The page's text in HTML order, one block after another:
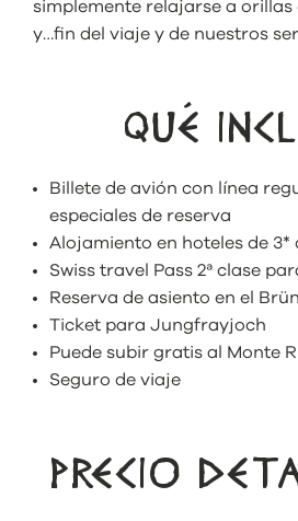
simplemente relajarse a orillas
y…fin del viaje y de nuestros
QUÉ
Billete de avión con línea
especiales de reserva
Alojamiento en hoteles de 3*
Swiss travel Pass 2ª clase
Reserva de asiento en el
Ticket para Jungfrayjoch
Puede subir gratis al Monte
Seguro de viaje
PRECIO